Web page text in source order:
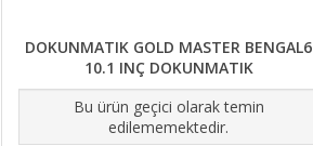
DOKUNMATIK GOLD MASTER BENGAL6
10.1 INÇ DOKUNMATIK
Bu ürün geçici olarak temin
edilememektedir.